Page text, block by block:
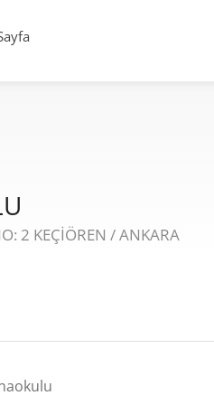
2 KEÇİÖREN / ANKARA